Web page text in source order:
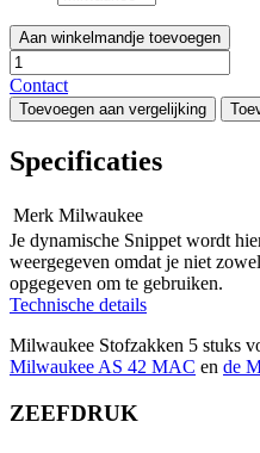
Aan winkelmandje toevoegen
Contact
Toevoegen aan vergelijking
Specificaties
Merk Milwaukee
Je dynamische Snippet wordt
weergegeven omdat je niet
opgegeven om te gebruiken.
Technische details
Milwaukee Stofzakken 5 stuks
Milwaukee AS 42 MAC en de
ZEEFDRUK